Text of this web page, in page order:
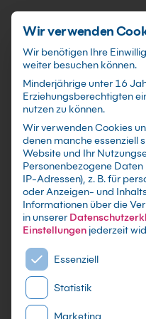
Node.js
mit Zertifikat als Live
Präsenzseminar in
maßgeschneiderte
Schulung für dein
dein Java Wissen
Wir verwenden
Wir benötigen Ihre
weiter besuchen können.
Minderjährige unter 16
Erziehungsberechtigten
nutzen zu können.
Wir verwenden Cookies
denen manche essenziell
Website und Ihr
Personenbezogene
IP-Adressen), z. B. für
oder Anzeigen- und
Informationen über die
in unserer
Einstellungen jederzeit
Es folgt eine Liste der
Essenziell
Statistik
Marketing